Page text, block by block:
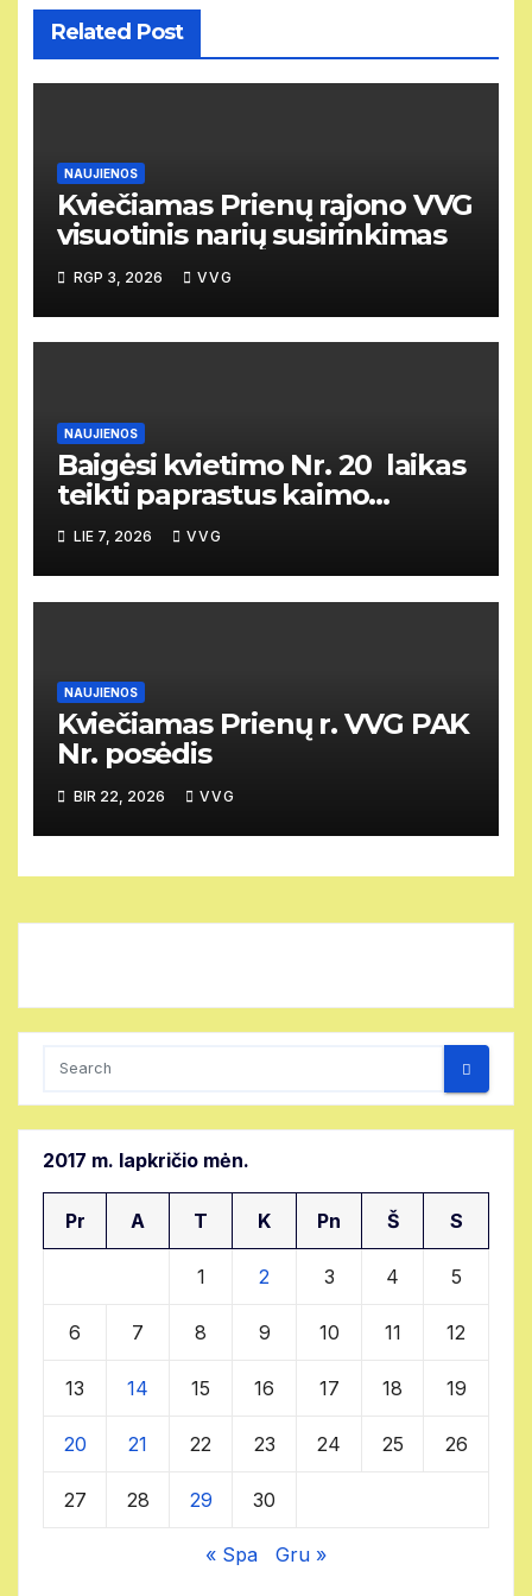
Related Post
NAUJIENOS
Kviečiamas Prienų rajono VVG
visuotinis narių susirinkimas
RGP 3, 2026 VVG
NAUJIENOS
Baigėsi kvietimo Nr. 20 laikas
teikti paprastus kaimo
vietovių vietos projektus
LIE 7, 2026 VVG
NAUJIENOS
Kviečiamas Prienų r. VVG PAK
Nr. posėdis
BIR 22, 2026 VVG
2017 m. lapkričio mėn.
Pr A T K Pn Š S
1 2 3 4 5
6 7 8 9 10 11 12
13 14 15 16 17 18 19
20 21 22 23 24 25 26
27 28 29 30
« Spa Gru »